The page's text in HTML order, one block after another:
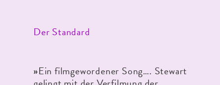
Der Standard
»Ein filmgewordener Song…. Stewart